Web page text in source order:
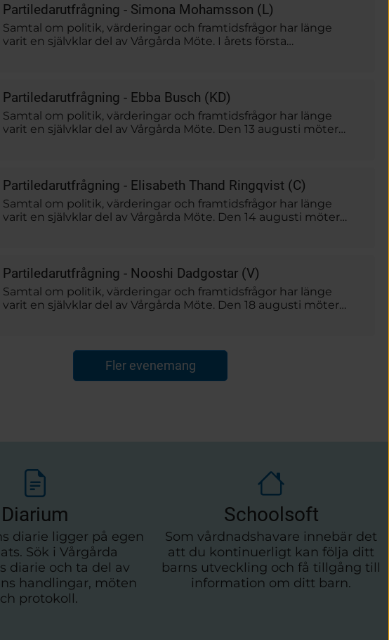
Partiledarutfrågning - Simona Mohamsson (L)
Samtal om politik, värderingar och framtidsfrågor har länge
varit en självklar del av Vårgårda Möte. I årets första
Partiledarutfrågning - Ebba Busch (KD)
Samtal om politik, värderingar och framtidsfrågor har länge
varit en självklar del av Vårgårda Möte. Den 13 augusti möter
Partiledarutfrågning - Elisabeth Thand Ringqvist (C)
Samtal om politik, värderingar och framtidsfrågor har länge
varit en självklar del av Vårgårda Möte. Den 14 augusti möter
Partiledarutfrågning - Nooshi Dadgostar (V)
Samtal om politik, värderingar och framtidsfrågor har länge
varit en självklar del av Vårgårda Möte. Den 18 augusti möter
Fler evenemang
Diarium
diarie ligger på egen
Sök i Vårgårda
diarie och ta del av
handlingar, möten
protokoll.
Schoolsoft
Som vårdnadshavare innebär det
att du kontinuerligt kan följa ditt
barns utveckling och få tillgång till
information om ditt barn.